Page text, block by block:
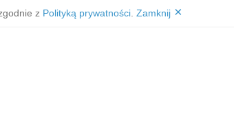
z Polityką prywatności Zamknij ×